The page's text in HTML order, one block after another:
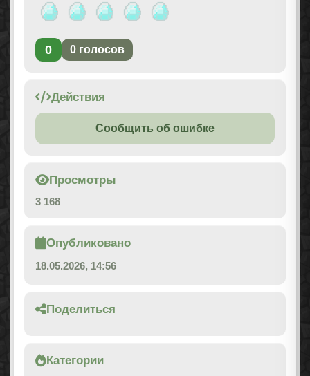
0 0 голосов
Действия
Сообщить об ошибке
Просмотры
3 168
Опубликовано
18.05.2026, 14:56
Поделиться
Категории